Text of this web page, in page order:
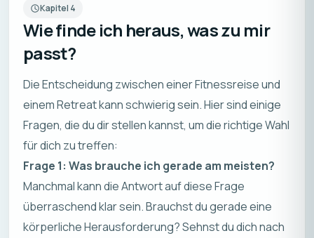
Kapitel 4
Wie finde ich heraus, was zu mir
passt?
Die Entscheidung zwischen einer Fitnessreise und
einem Retreat kann schwierig sein. Hier sind einige
Fragen, die du dir stellen kannst, um die richtige Wahl
für dich zu treffen:
Frage 1: Was brauche ich gerade am meisten?
Manchmal kann die Antwort auf diese Frage
überraschend klar sein. Brauchst du gerade eine
körperliche Herausforderung? Sehnst du dich nach